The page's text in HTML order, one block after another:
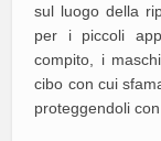
sul luogo della
per i piccoli
compito, i
cibo con cui
proteggendoli